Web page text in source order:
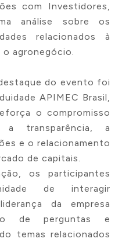
pessoas
co-
com Investidores,
análise sobre os
relacionados à
o agronegócio.
do evento foi
APIMEC Brasil,
o compromisso
a transparência, a
e o relacionamento
de capitais.
os participantes
de interagir
da empresa
de perguntas e
temas relacionados